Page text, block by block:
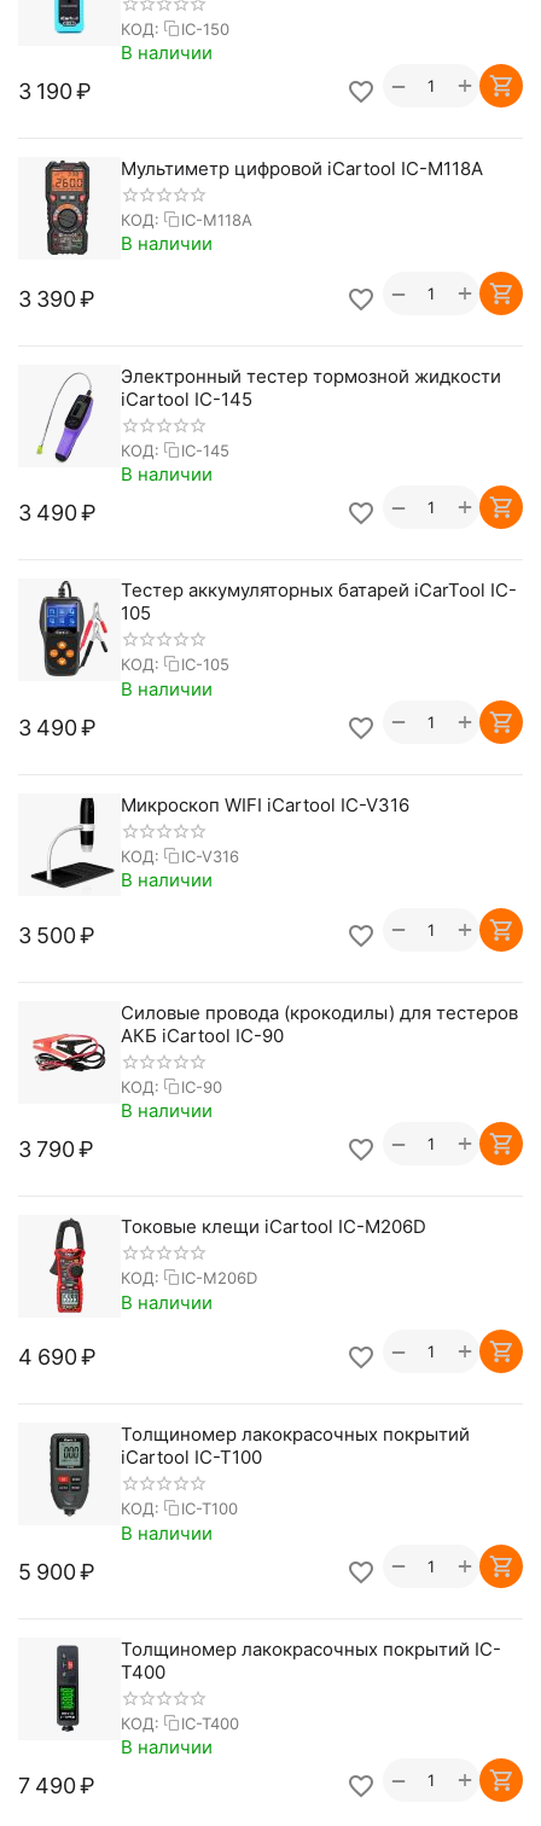
КОД: IC-150
В наличии
3 190₽ +
−
Мультиметр цифровой iCartool IC-M118A
КОД: IC-M118A
В наличии
3 390₽ +
−
Электронный тестер тормозной жидкости
iCartool IC-145
КОД: IC-145
В наличии
3 490₽ +
−
Тестер аккумуляторных батарей iCarTool IC-
105
КОД: IC-105
В наличии
3 490₽ +
−
Микроскоп WIFI iCartool IC-V316
КОД: IC-V316
В наличии
3 500₽ +
−
Силовые провода (крокодилы) для тестеров
АКБ iCartool IC-90
КОД: IC-90
В наличии
3 790₽ +
−
Токовые клещи iCartool IC-M206D
КОД: IC-M206D
В наличии
4 690₽ +
−
Толщиномер лакокрасочных покрытий
iCartool IC-T100
КОД: IC-T100
В наличии
5 900₽ +
−
Толщиномер лакокрасочных покрытий IC-
T400
КОД: IC-T400
В наличии
7 490₽ +
−